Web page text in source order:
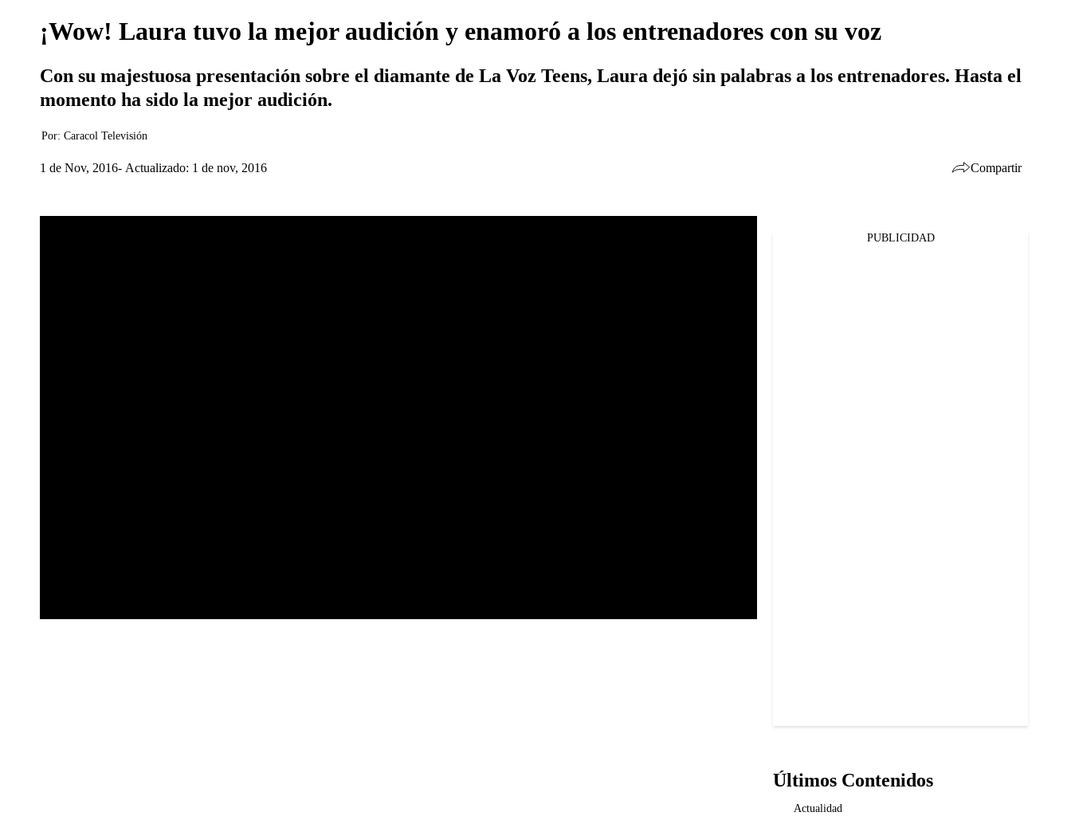
¡Wow! Laura tuvo la mejor audición y enamoró a los entrenadores con su voz
Con su majestuosa presentación sobre el diamante de La Voz Teens, Laura dejó sin palabras a los entrenadores. Hasta el
momento ha sido la mejor audición.
Por: Caracol Televisión
1 de Nov, 2016 Actualizado: 1 de nov, 2016 Compartir
PUBLICIDAD
Últimos Contenidos
Actualidad